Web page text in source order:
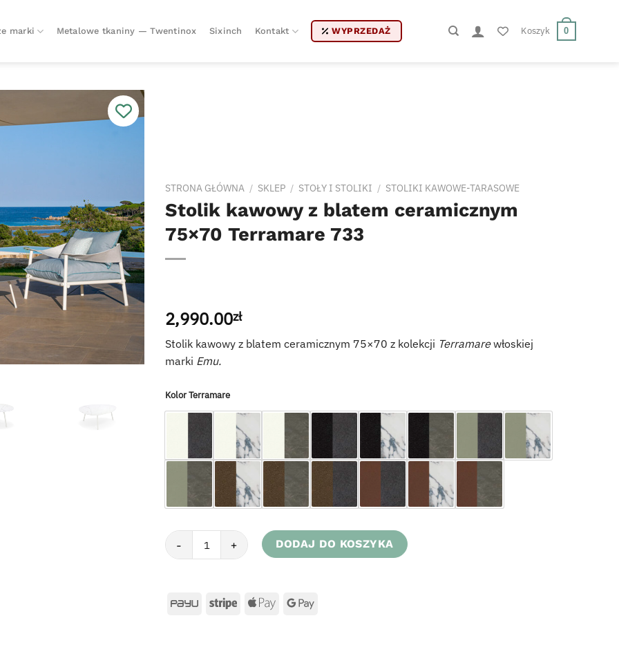
marki Metalowe tkaniny — Twentinox Sixinch Kontakt WYPRZEDAŻ Koszyk 0
STRONA GŁÓWNA / SKLEP / STOŁY I STOLIKI / STOLIKI KAWOWE-TARASOWE
Stolik kawowy z blatem ceramicznym
75×70 Terramare 733
2,990.00zł
Stolik kawowy z blatem ceramicznym 75×70 z kolekcji Terramarewłoskiej
marki Emu.
Kolor Terramare
ilość Stolik kawowy z blatem ceramicznym 75x70 Terramare 733
DODAJ DO KOSZYKA